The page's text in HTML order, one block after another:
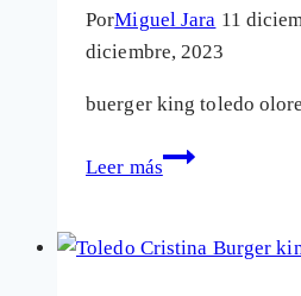
de
uno
sus
locales
PorMiguel Jara 11
diciembre, 2023
buerger king toledo
Leer más
Burger
exculpa